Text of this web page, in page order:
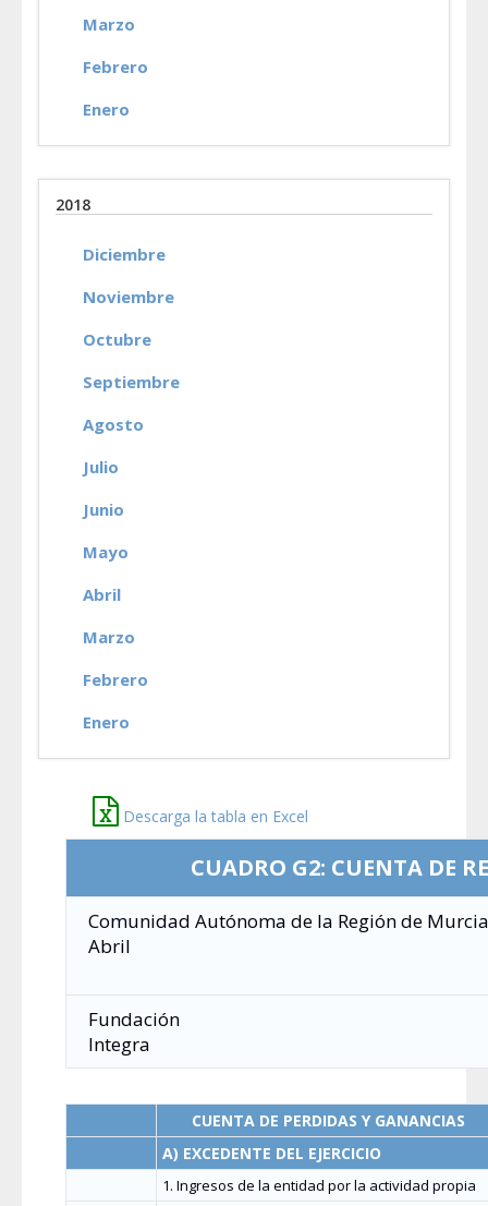
Marzo
Febrero
Enero
2018
Diciembre
Noviembre
Octubre
Septiembre
Agosto
Julio
Junio
Mayo
Abril
Marzo
Febrero
Enero
Descarga la tabla en Excel
CUADRO G2: CUENTA DE
Comunidad Autónoma de la Región de
Abril
Fundación
Integra
CUENTA DE PERDIDAS Y GANANCIAS
A) EXCEDENTE DEL EJERCICIO
1. Ingresos de la entidad por la actividad propia